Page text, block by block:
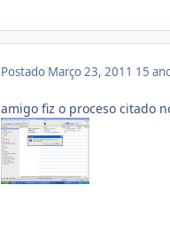
Postado Março 23, 2011 15
amigo fiz o proceso citado